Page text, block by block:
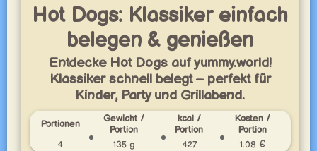
Hot Dogs: Klassiker einfach
belegen & genießen
Entdecke Hot Dogs auf yummy.world!
Klassiker schnell belegt – perfekt für
Kinder, Party und Grillabend.
Portionen
Gewicht /
Portion
kcal /
Portion
Kosten /
Portion
4
135 g 427 1.08 €